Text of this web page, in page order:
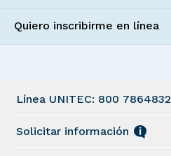
Quiero inscribirme en línea
Línea UNITEC: 800 7864832
Solicitar información